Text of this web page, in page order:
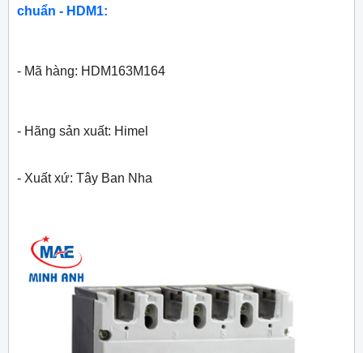
chuẩn - HDM1:
- Mã hàng: HDM163M164
- Hãng sản xuất: Himel
- Xuất xứ: Tây Ban Nha